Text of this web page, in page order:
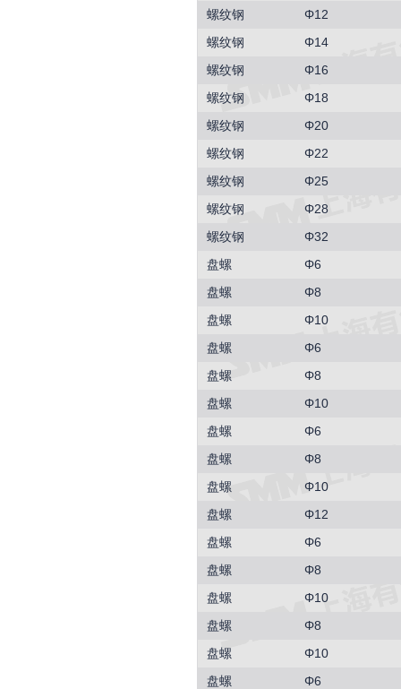
螺纹钢
Φ12
螺纹钢
Φ14
螺纹钢
Φ16
螺纹钢
Φ18
螺纹钢
Φ20
螺纹钢
Φ22
螺纹钢
Φ25
螺纹钢
Φ28
螺纹钢
Φ32
盘螺
Φ6
盘螺
Φ8
盘螺
Φ10
盘螺
Φ6
盘螺
Φ8
盘螺
Φ10
盘螺
Φ6
盘螺
Φ8
盘螺
Φ10
盘螺
Φ12
盘螺
Φ6
盘螺
Φ8
盘螺
Φ10
盘螺
Φ8
盘螺
Φ10
盘螺
Φ6